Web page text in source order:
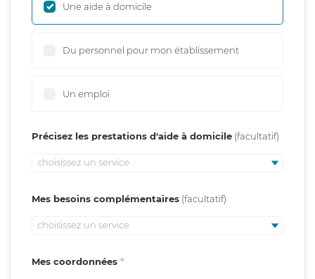
Une aide à domicile
Du personnel pour mon établissement
Un emploi
Précisez les prestations d'aide à domicile
choisissez un service
Mes besoins complémentaires
choisissez un service
Mes coordonnées